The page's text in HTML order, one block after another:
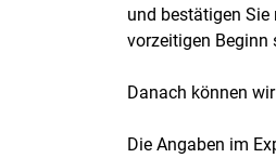
und bestätigen Sie
vorzeitigen Beginn
Danach können
Die Angaben im